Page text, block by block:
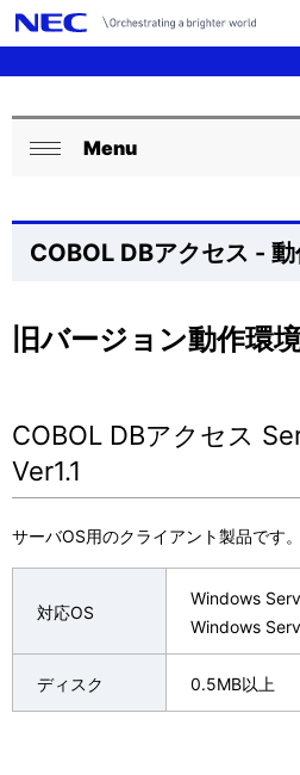
ナ
ー
ン
サ
イ
内
現
位
置
を
表
て
ロ
カ
ナ
ゲ
ー
Menu
COBOL DBアクセス -
旧バージョン動作環
COBOL DBアクセス
Ver1.1
サーバOS用のクライアント製品です。
対応OS
Windows
Windows
ディスク 0.5MB以上